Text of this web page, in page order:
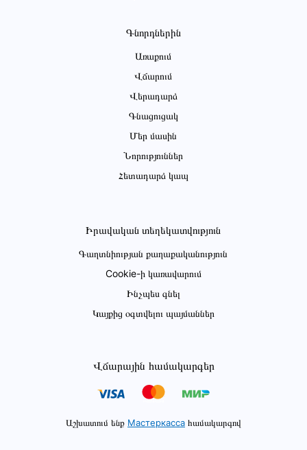
Գնորդներին
Առաքում
Վճարում
Վերադարձ
Գնացուցակ
Մեր մասին
Նորություններ
Հետադարձ կապ
Իրավական տեղեկատվություն
Գաղտնիության քաղաքականություն
Cookie-ի կառավարում
Ինչպես գնել
Կայքից օգտվելու պայմաններ
Վճարային համակարգեր
Աշխատում ենք Мастеркасса համակարգով